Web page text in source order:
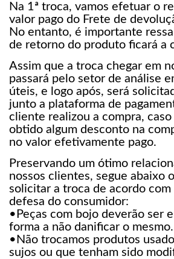
Na 1ª troca, vamos efetuar o
valor pago do Frete de
No entanto, é importante
de retorno do produto ficará a
Assim que a troca chegar em
passará pelo setor de análise
úteis, e logo após, será
junto a plataforma de
cliente realizou a compra,
obtido algum desconto na
no valor efetivamente pago.
Preservando um ótimo
nossos clientes, segue abaixo
solicitar a troca de acordo com
defesa do consumidor:
•Peças com bojo deverão ser
forma a não danificar o mesmo.
•Não trocamos produtos
sujos ou que tenham sido